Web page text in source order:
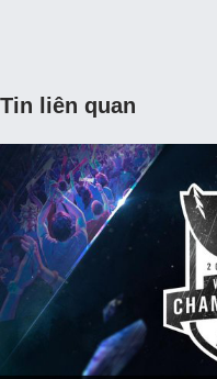
Tin liên quan